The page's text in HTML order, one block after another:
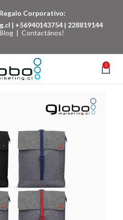
Corporativo:
| +56940143754 | 228819144
Blog | Contactános!
0